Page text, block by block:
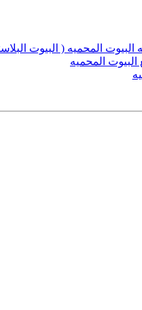
المحميه ( البيوت
المحميه